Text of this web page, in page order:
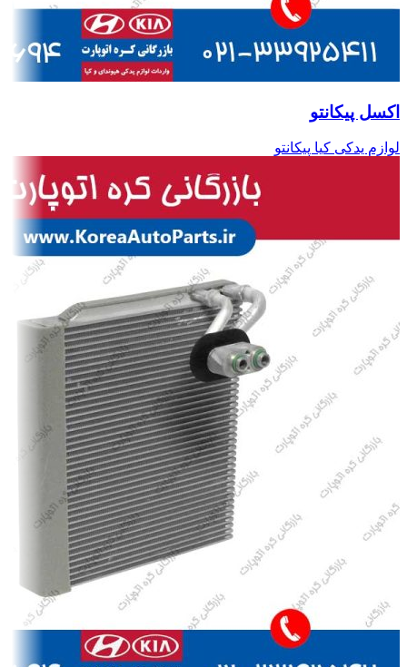
اکسل پیکانتو
لوازم یدکی کیا پیکانتو